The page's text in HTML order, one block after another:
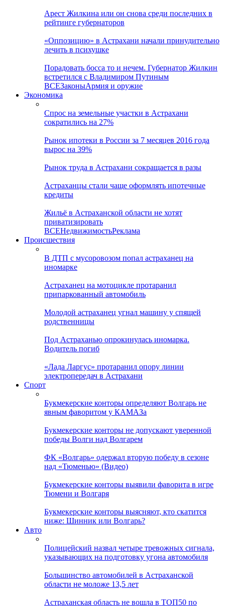
Арест Жилкина или он снова среди последних в
рейтинге губернаторов
«Оппозицию» в Астрахани начали принудительно
лечить в психушке
Порадовать босса то и нечем. Губернатор Жилкин
встретился с Владимиром Путиным
ВСЕЗаконыАрмия и оружие
Экономика
Спрос на земельные участки в Астрахани
сократились на 27%
Рынок ипотеки в России за 7 месяцев 2016 года
вырос на 39%
Рынок труда в Астрахани сокращается в разы
Астраханцы стали чаще оформлять ипотечные
кредиты
Жильё в Астраханской области не хотят
приватизировать
ВСЕНедвижимостьРеклама
Происшествия
В ДТП с мусоровозом попал астраханец на
иномарке
Астраханец на мотоцикле протаранил
припаркованный автомобиль
Молодой астраханец угнал машину у спящей
родственницы
Под Астраханью опрокинулась иномарка.
Водитель погиб
«Лада Ларгус» протаранил опору линии
электропередач в Астрахани
Спорт
Букмекерские конторы определяют Волгарь не
явным фаворитом у КАМАЗа
Букмекерские конторы не допускают уверенной
победы Волги над Волгарем
ФК «Волгарь» одержал вторую победу в сезоне
над «Тюменью» (Видео)
Букмекерские конторы выявили фаворита в игре
Тюмени и Волгаря
Букмекерские конторы выясняют, кто скатится
ниже: Шинник или Волгарь?
Авто
Полицейский назвал четыре тревожных сигнала,
указывающих на подготовку угона автомобиля
Большинство автомобилей в Астраханской
области не моложе 13,5 лет
Астраханская область не вошла в ТОП50 по